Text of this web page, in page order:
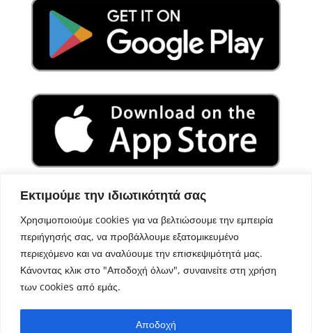
Εκτιμούμε την ιδιωτικότητά σας
Χρησιμοποιούμε cookies για να βελτιώσουμε την εμπειρία
περιήγησής σας, να προβάλλουμε εξατομικευμένο
περιεχόμενο και να αναλύουμε την επισκεψιμότητά μας.
Κάνοντας κλικ στο "Αποδοχή όλων", συναινείτε στη χρήση
των cookies από εμάς.
Αποδοχή